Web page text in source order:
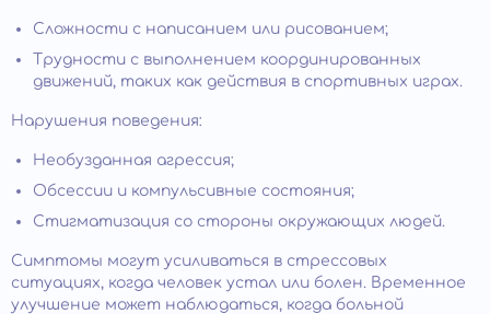
Сложности с написанием или рисованием;
Трудности с выполнением координированных
движений, таких как действия в спортивных играх.
Нарушения поведения:
Необузданная агрессия;
Обсессии и компульсивные состояния;
Стигматизация со стороны окружающих людей.
Симптомы могут усиливаться в стрессовых
ситуациях, когда человек устал или болен. Временное
улучшение может наблюдаться, когда больной